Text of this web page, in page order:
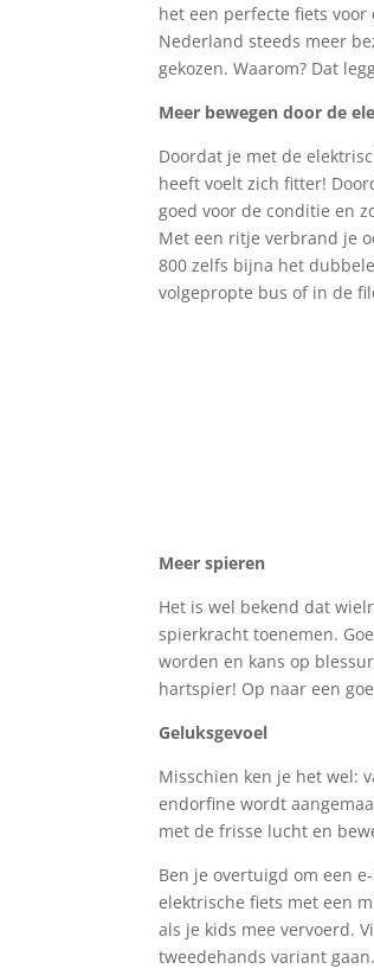
het een perfecte fiets
Nederland steeds meer
gekozen. Waarom? Dat
Meer bewegen door de
Doordat je met de
heeft voelt zich fitter!
goed voor de conditie en
Met een ritje verbrand je
800 zelfs bijna het
volgepropte bus of in de
Meer spieren
Het is wel bekend dat
spierkracht toenemen.
worden en kans op
hartspier! Op naar een
Geluksgevoel
Misschien ken je het wel:
endorfine wordt
met de frisse lucht en
Ben je overtuigd om een
elektrische fiets met een
als je kids mee vervoerd.
tweedehands variant